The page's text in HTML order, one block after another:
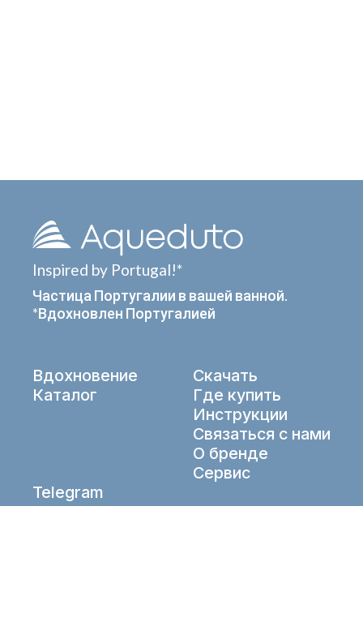
Inspired by Portugal!*
Частица Португалии в вашей ванной.
*Вдохновлен Португалией
Вдохновение
Каталог
Скачать
Где купить
Инструкции
Связаться с нами
О бренде
Сервис
Telegram
VK